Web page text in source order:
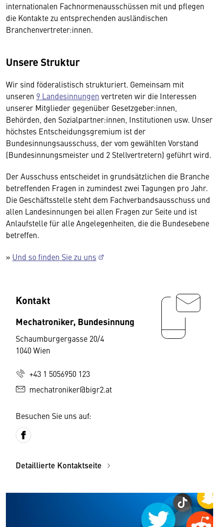
internationalen Fachnormenausschüssen mit und pflegen
die Kontakte zu entsprechenden ausländischen
Branchenvertreter:innen.
Unsere Struktur
Wir sind föderalistisch strukturiert. Gemeinsam mit
unseren 9 Landesinnungen vertreten wir die Interessen
unserer Mitglieder gegenüber Gesetzgeber:innen,
Behörden, den Sozialpartner:innen, Institutionen usw. Unser
höchstes Entscheidungsgremium ist der
Bundesinnungsausschuss, der vom gewählten Vorstand
(Bundesinnungsmeister und 2 Stellvertretern) geführt wird.
Der Ausschuss entscheidet in grundsätzlichen die Branche
betreffenden Fragen in zumindest zwei Tagungen pro Jahr.
Die Geschäftsstelle steht dem Fachverbandsausschuss und
allen Landesinnungen bei allen Fragen zur Seite und ist
Anlaufstelle für alle Angelegenheiten, die die Bundesebene
betreffen.
» Und so finden Sie zu uns
Kontakt
Mechatroniker, Bundesinnung
Schaumburgergasse 20/4
1040 Wien
+43 1 5056950 123
mechatroniker@bigr2.at
Besuchen Sie uns auf:
Detaillierte Kontaktseite